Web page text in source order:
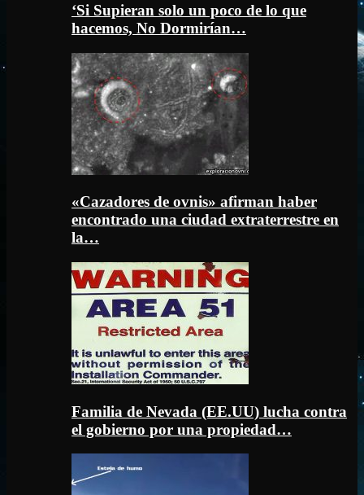
‘Si Supieran solo un poco de lo que
hacemos, No Dormirían…
«Cazadores de ovnis» afirman haber
encontrado una ciudad extraterrestre en
la…
Familia de Nevada (EE.UU) lucha contra
el gobierno por una propiedad…